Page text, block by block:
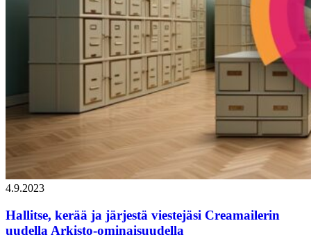
4.9.2023
Hallitse, kerää ja järjestä viestejäsi Creamailerin
uudella Arkisto-ominaisuudella